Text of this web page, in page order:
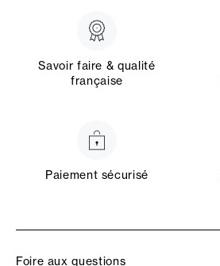
Savoir faire & qualité
française
Paiement sécurisé
Foire aux questions